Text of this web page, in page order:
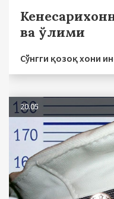
ва ўлими
Сўнгги қозоқ хони
20.05